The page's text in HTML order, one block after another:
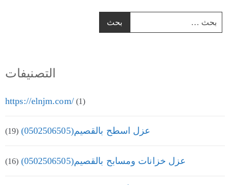
التصنيفات
https://elnjm.com/(1)
عزل اسطح بالقصيم(0502506505) (19)
عزل خزانات ومسابح بالقصيم(0502506505) (16)